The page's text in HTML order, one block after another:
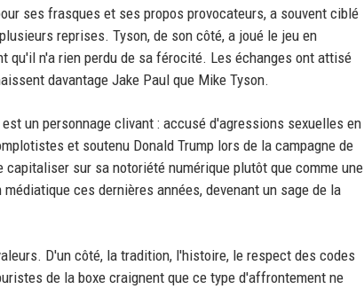
ses frasques et ses propos provocateurs, a souvent ciblé
reprises. Tyson, de son côté, a joué le jeu en
qu'il n'a rien perdu de sa férocité. Les échanges ont attisé
davantage Jake Paul que Mike Tyson.
un personnage clivant : accusé d'agressions sexuelles en
et soutenu Donald Trump lors de la campagne de
sur sa notoriété numérique plutôt que comme une
ces dernières années, devenant un sage de la
D'un côté, la tradition, l'histoire, le respect des codes
de la boxe craignent que ce type d'affrontement ne